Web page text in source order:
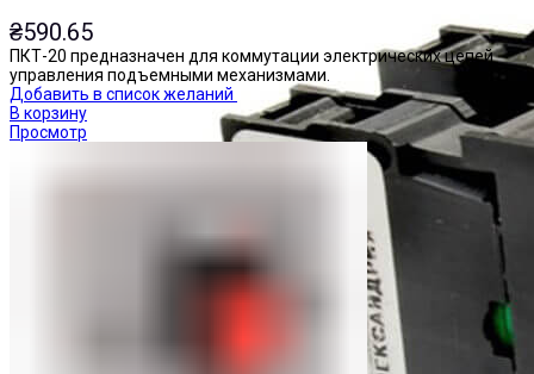
₴590.65
ПКТ-20 предназначен для коммутации электрических цепей
управления подъемными механизмами.
Добавить в список желаний
В корзину
Просмотр